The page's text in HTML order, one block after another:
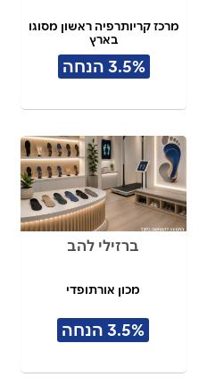
מרכז קריותרפיה ראשון מסוגו
בארץ
3.5% הנחה
ברזילי להב
מכון אורתופדי
3.5% הנחה